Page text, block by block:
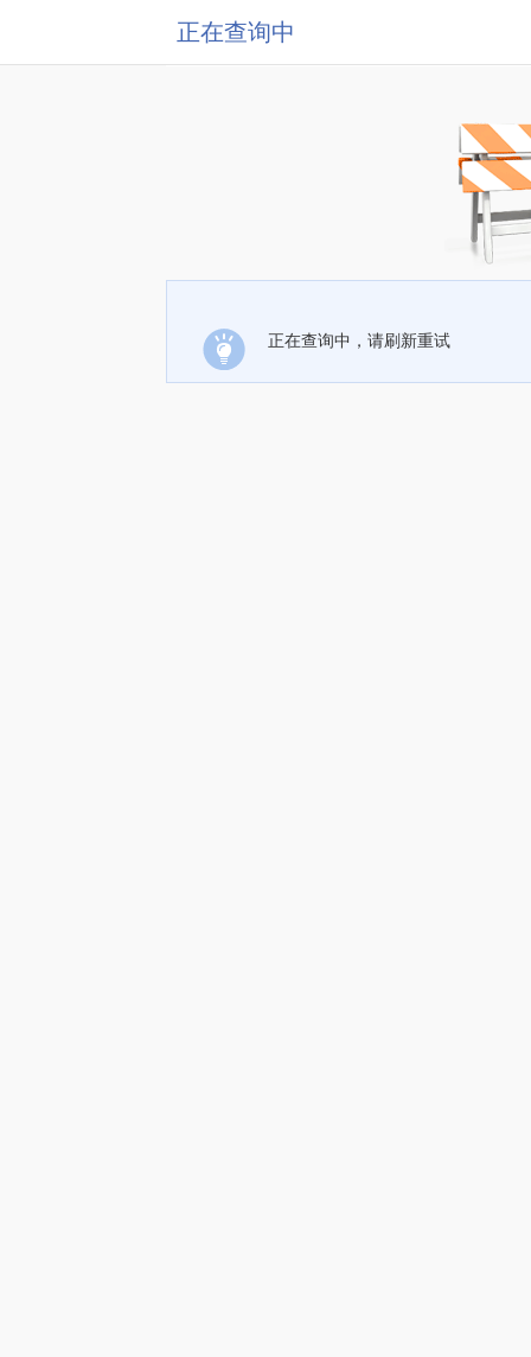
正在查询中
正在查询中，请刷新重试